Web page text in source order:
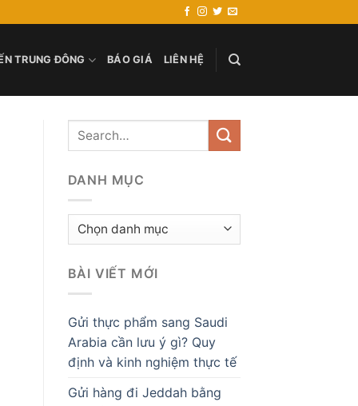
TRUNG ĐÔNG BÁO GIÁ LIÊN HỆ
DANH MỤC
Danh
mục
BÀI VIẾT MỚI
Gửi thực phẩm sang Saudi
Arabia cần lưu ý gì? Quy
định và kinh nghiệm thực tế
Gửi hàng đi Jeddah bằng